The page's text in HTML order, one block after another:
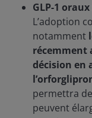
GLP-1
L’adoption
notamment
récemment
décision en
permettra
peuvent